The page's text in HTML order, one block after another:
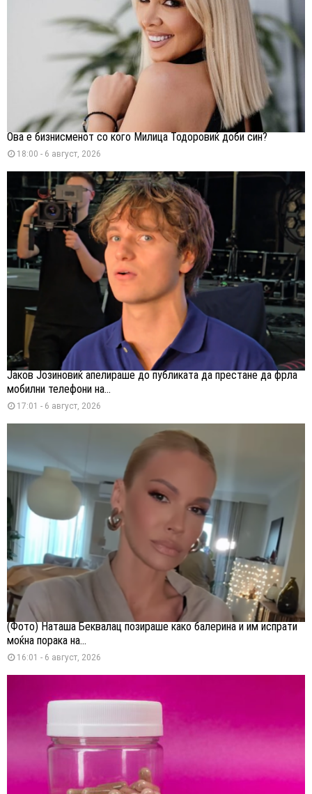
Ова е бизнисменот со кого Милица Тодоровиќ доби син?
18:00 - 6 август, 2026
Јаков Јозиновиќ апелираше до публиката да престане да фрла
мобилни телефони на...
17:01 - 6 август, 2026
(Фото) Наташа Беквалац позираше како балерина и им испрати
моќна порака на...
16:01 - 6 август, 2026